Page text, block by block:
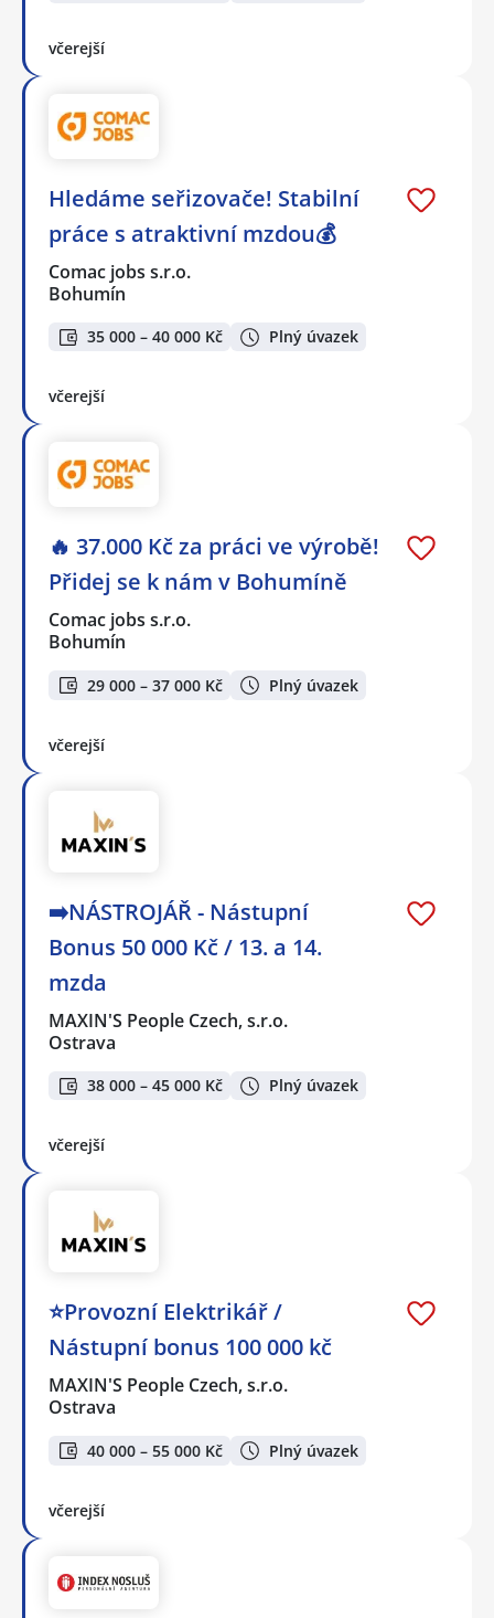
včerejší
Hledáme seřizovače! Stabilní
práce s atraktivní mzdou💰
Comac jobs s.r.o.
Bohumín
35 000 – 40 000 Kč Plný úvazek
včerejší
🔥 37.000 Kč za práci ve výrobě!
Přidej se k nám v Bohumíně
Comac jobs s.r.o.
Bohumín
29 000 – 37 000 Kč Plný úvazek
včerejší
➡️NÁSTROJÁŘ - Nástupní
Bonus 50 000 Kč / 13. a 14.
mzda
MAXIN'S People Czech, s.r.o.
Ostrava
38 000 – 45 000 Kč Plný úvazek
včerejší
⭐Provozní Elektrikář /
Nástupní bonus 100 000 kč
MAXIN'S People Czech, s.r.o.
Ostrava
40 000 – 55 000 Kč Plný úvazek
včerejší